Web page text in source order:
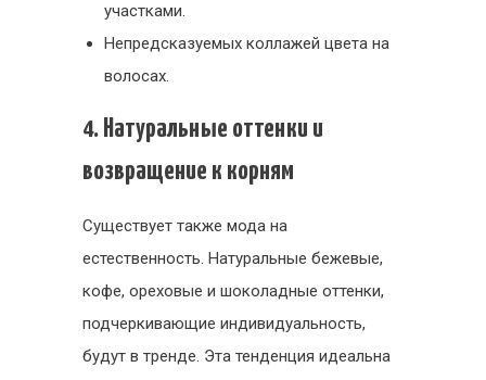
участками.
Непредсказуемых коллажей цвета на
волосах.
4. Натуральные оттенки и
возвращение к корням
Существует также мода на
естественность. Натуральные бежевые,
кофе, ореховые и шоколадные оттенки,
подчеркивающие индивидуальность,
будут в тренде. Эта тенденция идеальна